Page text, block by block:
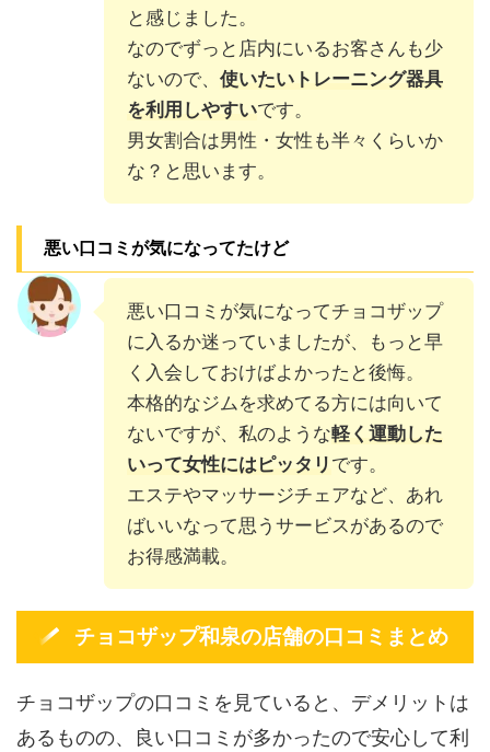
と感じました。
なのでずっと店内にいるお客さんも少
ないので、 使いたいトレーニング器具
を利用しやすいです。
男女割合は男性・女性も半々くらいか
な？と思います。
悪い口コミが気になってたけど
悪い口コミが気になってチョコザップ
に入るか迷っていましたが、もっと早
く入会しておけばよかったと後悔。
本格的なジムを求めてる方には向いて
ないですが、私のような軽く運動した
いって女性にはピッタリ です。
エステやマッサージチェアなど、あれ
ばいいなって思うサービスがあるので
お得感満載。
チョコザップ和泉の店舗の口コミまとめ
チョコザップの口コミを見ていると、デメリットは
あるものの、良い口コミが多かったので安心して利